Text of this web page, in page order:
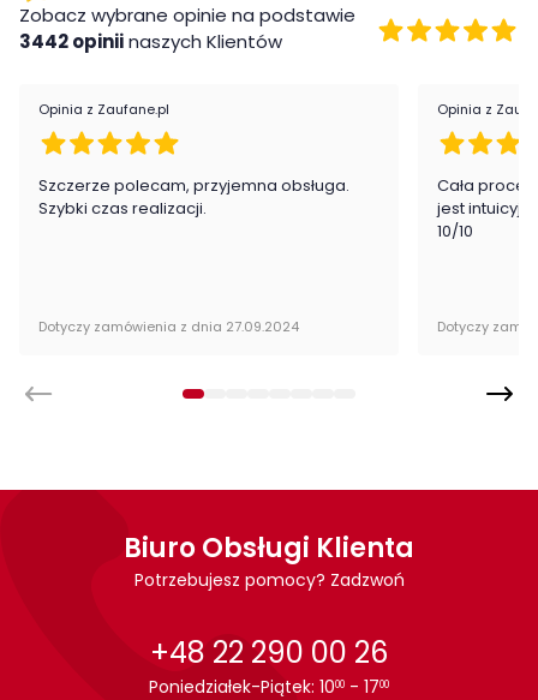
Montaż
montażu.
Zobacz wybrane opinie na podstawie
3442 opiniinaszych Klientów
Opinia z Zaufane.pl
Szczerze polecam, przyjemna obsługa.
Szybki czas realizacji.
Dotyczy zamówienia z dnia 27.09.2024
Opinia z
Cała
jest
10/10
Dotyczy
Biuro Obsługi Klienta
Potrzebujesz pomocy? Zadzwoń
+48 22 290 00 26
Poniedziałek-Piątek: 1000 - 1700